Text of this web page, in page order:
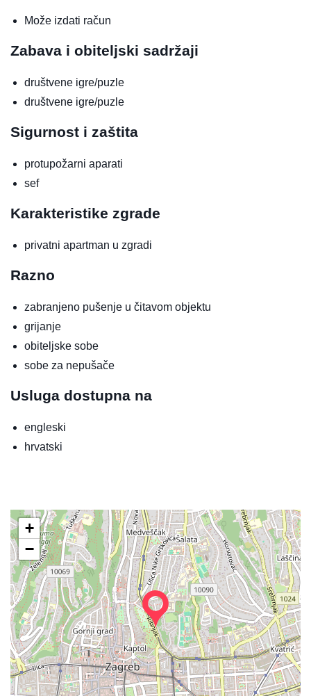
Može izdati račun
Zabava i obiteljski sadržaji
društvene igre/puzle
društvene igre/puzle
Sigurnost i zaštita
protupožarni aparati
sef
Karakteristike zgrade
privatni apartman u zgradi
Razno
zabranjeno pušenje u čitavom objektu
grijanje
obiteljske sobe
sobe za nepušače
Usluga dostupna na
engleski
hrvatski
+
−